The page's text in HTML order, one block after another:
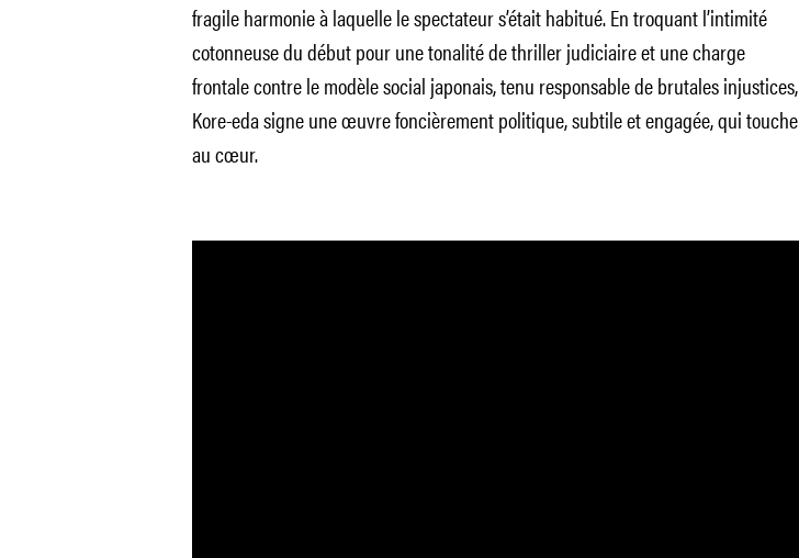
fragile harmonie à laquelle le spectateur s’était habitué. En troquant l’intimité
cotonneuse du début pour une tonalité de thriller judiciaire et une charge
frontale contre le modèle social japonais, tenu responsable de brutales injustices,
Kore-eda signe une œuvre foncièrement politique, subtile et engagée, qui touche
au cœur.